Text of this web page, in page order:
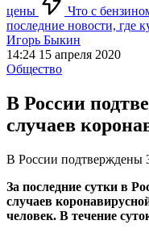
цены
Что с
последние новости, где
Игорь Быкин
14:24 15 апреля 2020
Общество
В России
случаев
В России подтверждены
За последние сутки в
случаев
человек. В течение